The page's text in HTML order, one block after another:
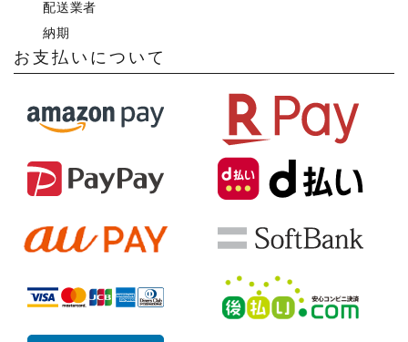
配送業者
納期
お支払いについて